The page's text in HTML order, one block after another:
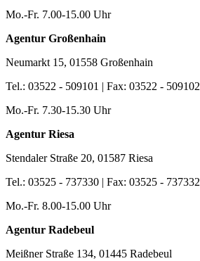
Mo.-Fr. 7.00-15.00 Uhr
Agentur Großenhain
Neumarkt 15, 01558 Großenhain
Tel.: 03522 - 509101 | Fax: 03522 - 509102
Mo.-Fr. 7.30-15.30 Uhr
Agentur Riesa
Stendaler Straße 20, 01587 Riesa
Tel.: 03525 - 737330 | Fax: 03525 - 737332
Mo.-Fr. 8.00-15.00 Uhr
Agentur Radebeul
Meißner Straße 134, 01445 Radebeul